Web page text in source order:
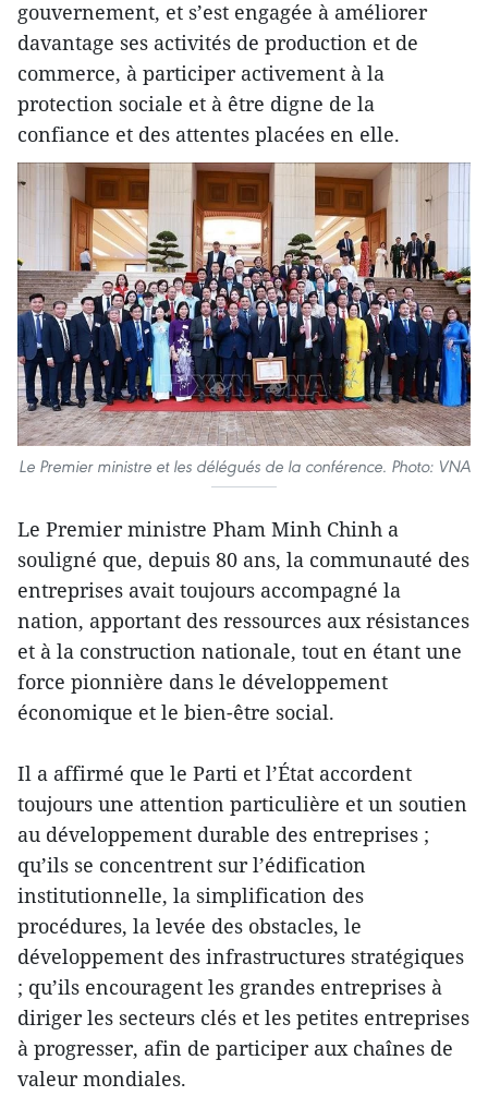
gouvernement, et s’est engagée à améliorer
davantage ses activités de production et de
commerce, à participer activement à la
protection sociale et à être digne de la
confiance et des attentes placées en elle.
Le Premier ministre et les délégués de la conférence. Photo: VNA
Le Premier ministre Pham Minh Chinh a
souligné que, depuis 80 ans, la communauté des
entreprises avait toujours accompagné la
nation, apportant des ressources aux résistances
et à la construction nationale, tout en étant une
force pionnière dans le développement
économique et le bien-être social.
Il a affirmé que le Parti et l’État accordent
toujours une attention particulière et un soutien
au développement durable des entreprises ;
qu’ils se concentrent sur l’édification
institutionnelle, la simplification des
procédures, la levée des obstacles, le
développement des infrastructures stratégiques
; qu’ils encouragent les grandes entreprises à
diriger les secteurs clés et les petites entreprises
à progresser, afin de participer aux chaînes de
valeur mondiales.